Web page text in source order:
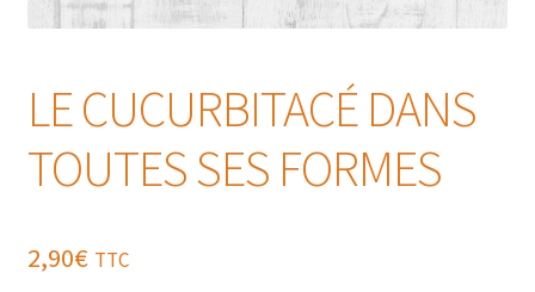
LE CUCURBITACÉ DANS
TOUTES SES FORMES
2,90€ TTC